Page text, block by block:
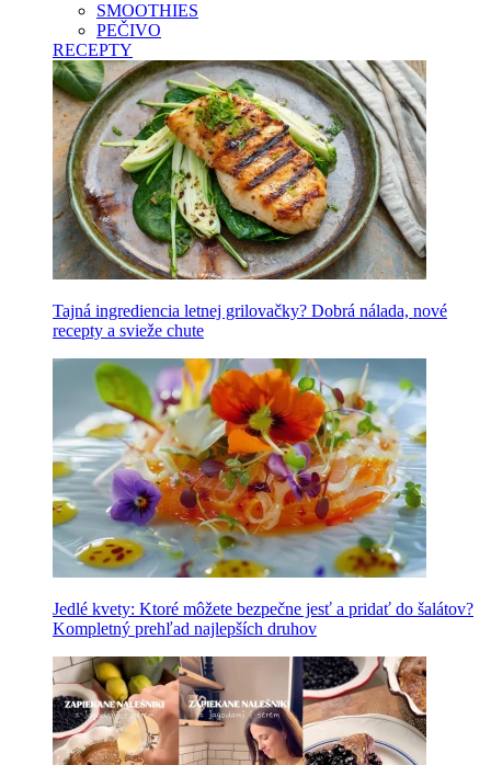
SMOOTHIES
PEČIVO
RECEPTY
Tajná ingrediencia letnej grilovačky? Dobrá nálada, nové
recepty a svieže chute
Jedlé kvety: Ktoré môžete bezpečne jesť a pridať do šalátov?
Kompletný prehľad najlepších druhov